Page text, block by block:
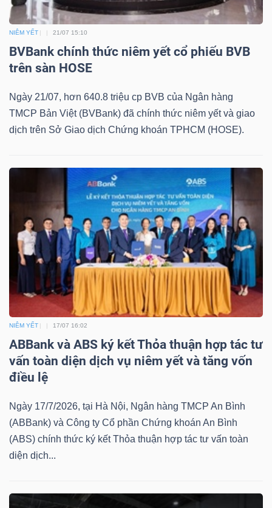
NIÊM YẾT 21/07 15:10
BVBank chính thức niêm yết cổ phiếu BVB
trên sàn HOSE
Ngày 21/07, hơn 640.8 triệu cp BVB của Ngân hàng
TMCP Bản Việt (BVBank) đã chính thức niêm yết và giao
dịch trên Sở Giao dịch Chứng khoán TPHCM (HOSE).
NIÊM YẾT 17/07 16:02
ABBank và ABS ký kết Thỏa thuận hợp tác tư
vấn toàn diện dịch vụ niêm yết và tăng vốn
điều lệ
Ngày 17/7/2026, tại Hà Nội, Ngân hàng TMCP An Bình
(ABBank) và Công ty Cổ phần Chứng khoán An Bình
(ABS) chính thức ký kết Thỏa thuận hợp tác tư vấn toàn
diện dịch...
khoán
(-)
Tất cả Cổ phiếu Chỉ số Chứng chỉ quỹ Chứng
Lãnh
đạo
(-)
Bài
của
giả
(-)
Báo
cáo
phân
tích
(-)
Thuật